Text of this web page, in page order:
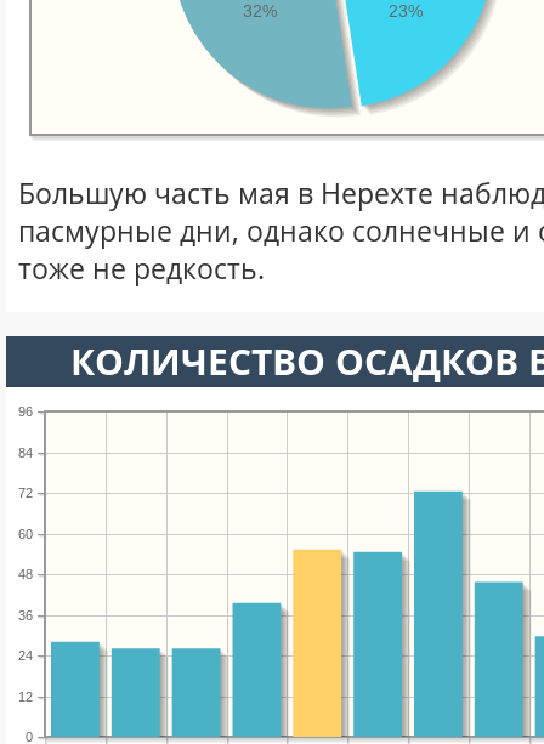
23%
32%
Большую часть мая в Нерехте
пасмурные дни, однако солнечные
тоже не редкость.
КОЛИЧЕСТВО ОСАДКОВ
0
12
24
36
48
60
72
84
96